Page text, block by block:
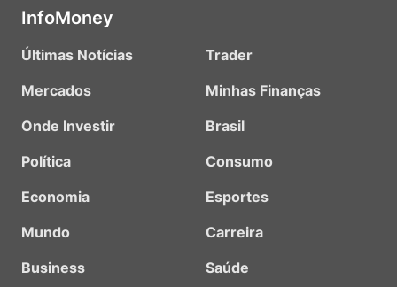
InfoMoney
Últimas Notícias
Mercados
Onde Investir
Política
Economia
Mundo
Business
Trader
Minhas Finanças
Brasil
Consumo
Esportes
Carreira
Saúde